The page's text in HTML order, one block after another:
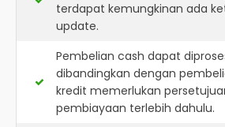
terdapat kemungkinan ada
update.
Pembelian cash dapat
dibandingkan dengan
kredit memerlukan
pembiayaan terlebih dahulu.